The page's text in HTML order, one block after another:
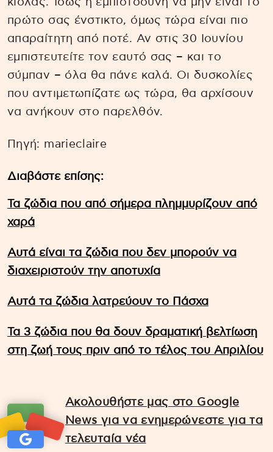
πρώτο σας ένστικτο, όμως τώρα είναι πιο
απαραίτητη από ποτέ. Αν στις 30 Ιουνίου
εμπιστευτείτε τον εαυτό σας – και το
σύμπαν – όλα θα πάνε καλά. Οι δυσκολίες
που αντιμετωπίζατε ως τώρα, θα αρχίσουν
να ανήκουν στο παρελθόν.
Πηγή: marieclaire
Διαβάστε επίσης:
Τα ζώδια που από σήμερα πλημμυρίζουν από
χαρά
Aυτά είναι τα ζώδια που δεν μπορούν να
διαχειριστούν την αποτυχία
Αυτά τα ζώδια λατρεύουν το Πάσχα
Τα 3 ζώδια που θα δουν δραματική βελτίωση
στη ζωή τους πριν από το τέλος του Απριλίου
Ακολουθήστε μας στο Google
News για να ενημερώνεστε για τα
τελευταία νέα